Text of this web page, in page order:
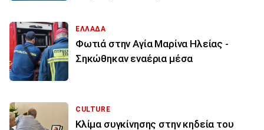
ΕΛΛΑΔΑ
Φωτιά στην Aγία Μαρίνα Ηλείας -
Σηκώθηκαν εναέρια μέσα
CULTURE
Κλίμα συγκίνησης στην κηδεία του